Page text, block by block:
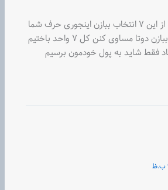
سلام داداش زدی ۲تا از این ۷ انتخاب ببازن اینجوری حرف شما
مساوی کنن کل ۷ واحد باختیم
فقط شاید به پول خودمون برسیم